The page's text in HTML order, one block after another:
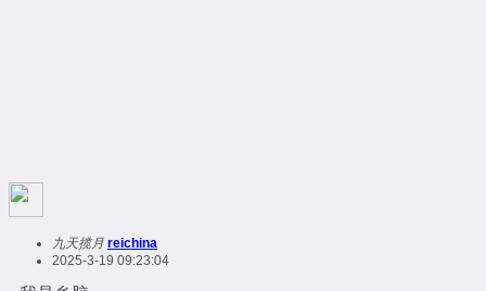
九天揽月 reichina
2025-3-19 09:23:04